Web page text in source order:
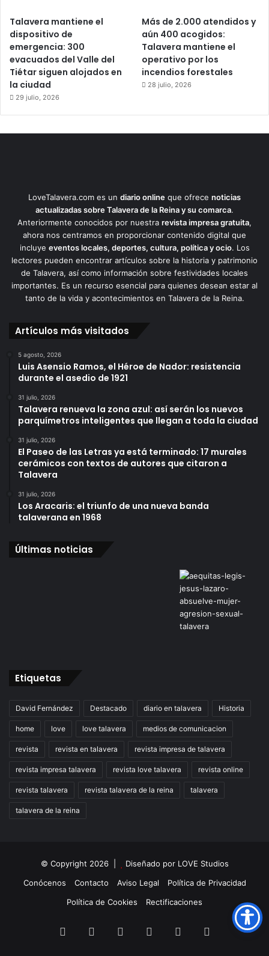
Talavera mantiene el
dispositivo de
emergencia: 300
evacuados del Valle del
Tiétar siguen alojados en
la ciudad
29 julio, 2026
Más de 2.000 atendidos y
aún 400 acogidos:
Talavera mantiene el
operativo por los
incendios forestales
28 julio, 2026
LoveTalavera.com es un diario online que ofrece noticias
actualizadas sobre Talavera de la Reina y su comarca.
Anteriormente conocidos por nuestra revista impresa gratuita,
ahora nos centramos en proporcionar contenido digital que
incluye eventos locales, deportes, cultura, política y ocio. Los
lectores pueden encontrar artículos sobre la historia y patrimonio
de Talavera, así como información sobre festividades locales
importantes. Es un recurso esencial para quienes desean estar al
tanto de la vida y acontecimientos en Talavera de la Reina.
Artículos más visitados
5 agosto, 2026
Luis Asensio Ramos, el Héroe de Nador: resistencia
durante el asedio de 1921
31 julio, 2026
Talavera renueva la zona azul: así serán los nuevos
parquímetros inteligentes que llegan a toda la ciudad
31 julio, 2026
El Paseo de las Letras ya está terminado: 17 murales
cerámicos con textos de autores que citaron a
Talavera
31 julio, 2026
Los Aracaris: el triunfo de una nueva banda
talaverana en 1968
Últimas noticias
Etiquetas
David Fernández Destacado diario en talavera Historia
home love love talavera medios de comunicacion
revista revista en talavera revista impresa de talavera
revista impresa talavera revista love talavera revista online
revista talavera revista talavera de la reina talavera
talavera de la reina
© Copyright 2026 | Diseñado por LOVE Studios
Conócenos
Contacto Aviso Legal
Política de Privacidad
Política de Cookies
Rectificaciones
Facebook LinkedInInstagramTikTok